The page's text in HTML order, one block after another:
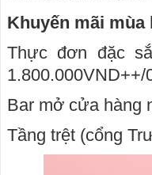
Khuyến mãi mùa
Thực đơn đặc
Bar mở cửa hàng
Tầng trệt (cổng